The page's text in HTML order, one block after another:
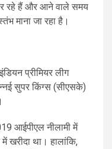
रहे हैं और आने वाले समय
माना जा रहा है।
प्रीमियर लीग
सुपर किंग्स (सीएसके)
आईपीएल नीलामी में
खरीदा था। हालांकि,